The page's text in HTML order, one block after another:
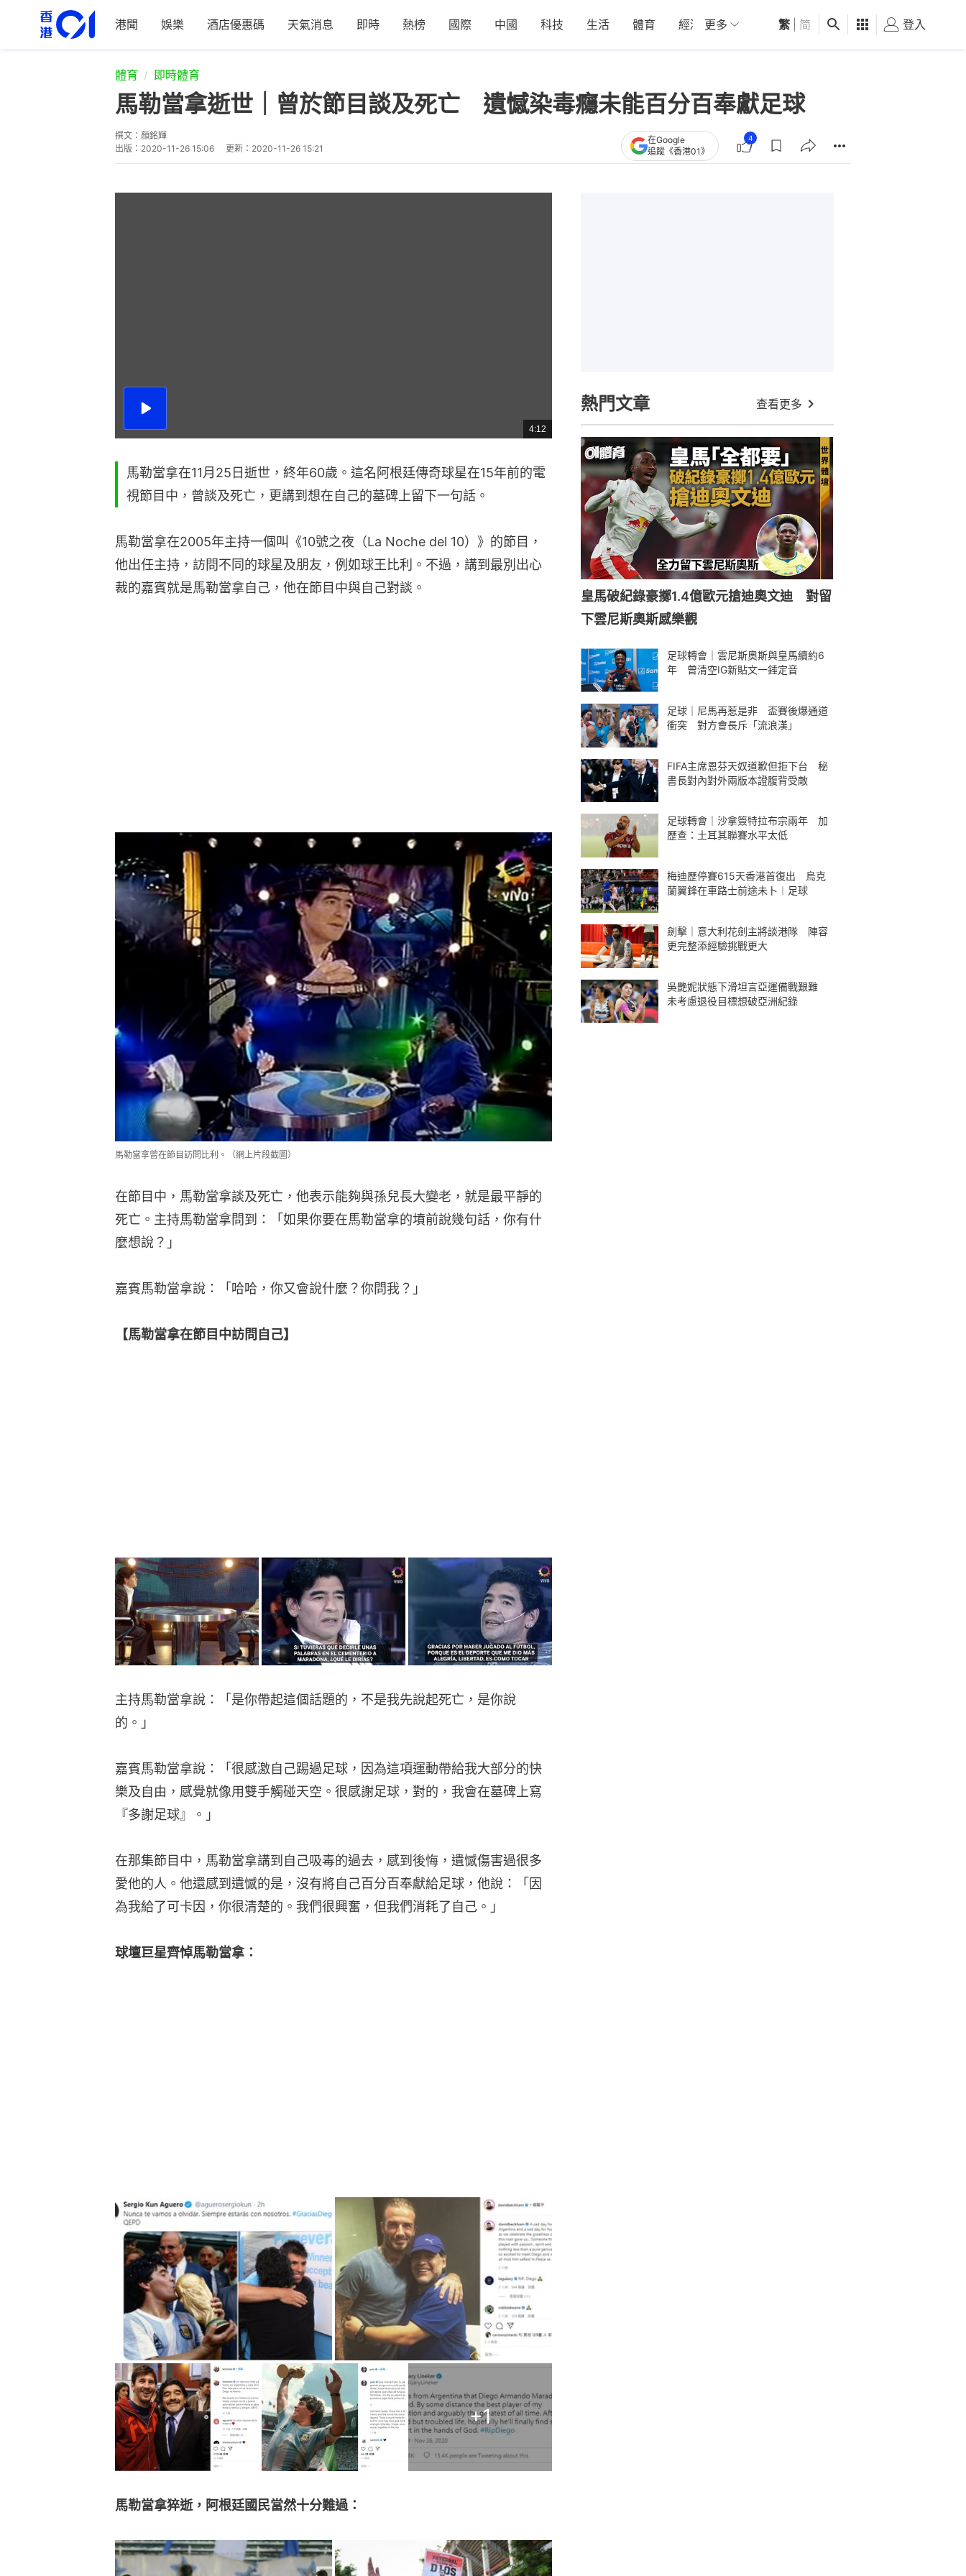
港聞 娛樂 酒店優惠碼 天氣消息 即時 熱榜 國際 中國 科技 生活 體育 經濟 01深圳 觀點 健康 好食玩飛
更多 繁 简 登入
體育 即時體育
馬勒當拿逝世｜曾於節目談及死亡 遺憾染毒癮未能百分百奉獻足球
撰文： 顏銘輝
出版： 2020-11-26 15:06 更新： 2020-11-26 15:21
在Google
追蹤《香港01》
4
播
總
共
4:12
馬勒當拿在11月25日逝世，終年60歲。這名阿根廷傳奇球星在15年前的電
視節目中，曾談及死亡，更講到想在自己的墓碑上留下一句話。
馬勒當拿在2005年主持一個叫《10號之夜（La Noche del 10）》的節目，
他出任主持，訪問不同的球星及朋友，例如球王比利。不過，講到最別出心
裁的嘉賓就是馬勒當拿自己，他在節目中與自己對談。
馬勒當拿曾在節目訪問比利。（網上片段截圖）
在節目中，馬勒當拿談及死亡，他表示能夠與孫兒長大變老，就是最平靜的
死亡。主持馬勒當拿問到：「如果你要在馬勒當拿的墳前說幾句話，你有什
麼想說？」
嘉賓馬勒當拿說：「哈哈，你又會說什麼？你問我？」
【馬勒當拿在節目中訪問自己】
主持馬勒當拿說：「是你帶起這個話題的，不是我先說起死亡，是你說
的。」
嘉賓馬勒當拿說：「很感激自己踢過足球，因為這項運動帶給我大部分的快
樂及自由，感覺就像用雙手觸碰天空。很感謝足球，對的，我會在墓碑上寫
『多謝足球』。」
在那集節目中，馬勒當拿講到自己吸毒的過去，感到後悔，遺憾傷害過很多
愛他的人。他還感到遺憾的是，沒有將自己百分百奉獻給足球，他說：「因
為我給了可卡因，你很清楚的。我們很興奮，但我們消耗了自己。」
球壇巨星齊悼馬勒當拿：
+1
馬勒當拿猝逝，阿根廷國民當然十分難過：
熱門文章 查看更多
皇馬破紀錄豪擲1.4億歐元搶迪奧文迪 對留
下雲尼斯奧斯感樂觀
足球轉會｜雲尼斯奧斯與皇馬續約6
年 曾清空IG新貼文一錘定音
足球｜尼馬再惹是非 盃賽後爆通道
衝突 對方會長斥「流浪漢」
FIFA主席恩芬天奴道歉但拒下台 秘
書長對內對外兩版本證腹背受敵
足球轉會｜沙拿簽特拉布宗兩年 加
歷查：土耳其聯賽水平太低
梅迪歷停賽615天香港首復出 烏克
蘭翼鋒在車路士前途未卜︱足球
劍擊｜意大利花劍主將談港隊 陣容
更完整添經驗挑戰更大
吳艷妮狀態下滑坦言亞運備戰艱難
未考慮退役目標想破亞洲紀錄